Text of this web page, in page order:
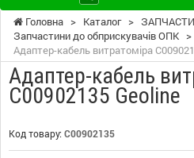
Головна > Каталог >
Запчастини до обприскувачів ОПК >
Адаптер-кабель витратоміра
Адаптер-кабель
C00902135 Geoline
Код товару: C00902135